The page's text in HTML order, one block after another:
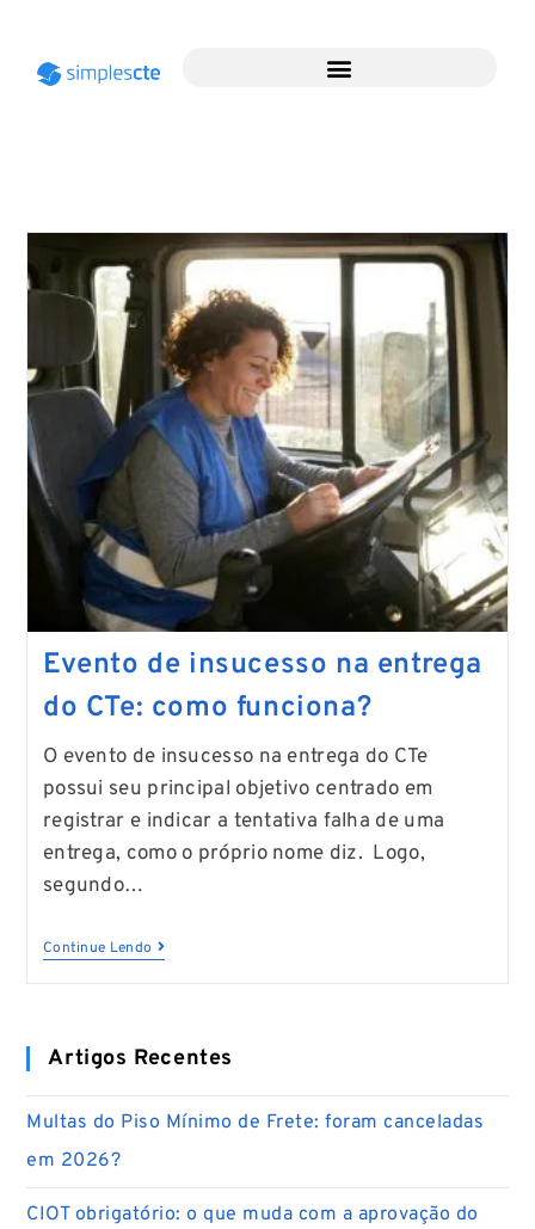
Evento de insucesso na entrega
do CTe: como funciona?
O evento de insucesso na entrega do CTe
possui seu principal objetivo centrado em
registrar e indicar a tentativa falha de uma
entrega, como o próprio nome diz. Logo,
segundo…
Continue Lendo
Artigos Recentes
Multas do Piso Mínimo de Frete: foram canceladas
em 2026?
CIOT obrigatório: o que muda com a aprovação do